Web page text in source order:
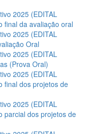
2025 (EDITAL
final da avaliação oral
2025 (EDITAL
Oral
2025 (EDITAL
(Prova Oral)
2025 (EDITAL
final dos projetos de
2025 (EDITAL
parcial dos projetos de